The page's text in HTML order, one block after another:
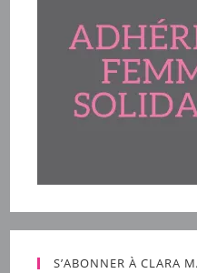
S’ABONNER À CLARA